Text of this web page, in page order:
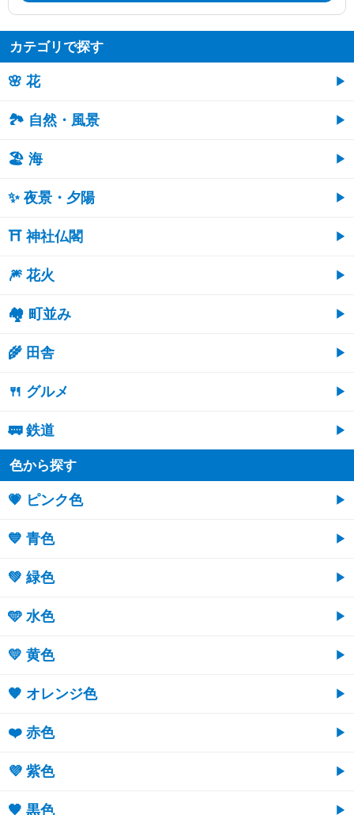
カテゴリで探す
🌸 花
🏞️ 自然・風景
🏖 海
✨ 夜景・夕陽
⛩ 神社仏閣
🎆 花火
🏘 町並み
🌾 田舎
🍴 グルメ
🚃 鉄道
色から探す
💗 ピンク色
💙 青色
💚 緑色
🩵 水色
💛 黄色
🧡 オレンジ色
❤️ 赤色
💜 紫色
🖤 黒色